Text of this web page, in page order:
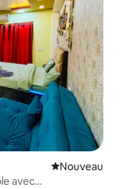
Nouvel
Nouveau
avec